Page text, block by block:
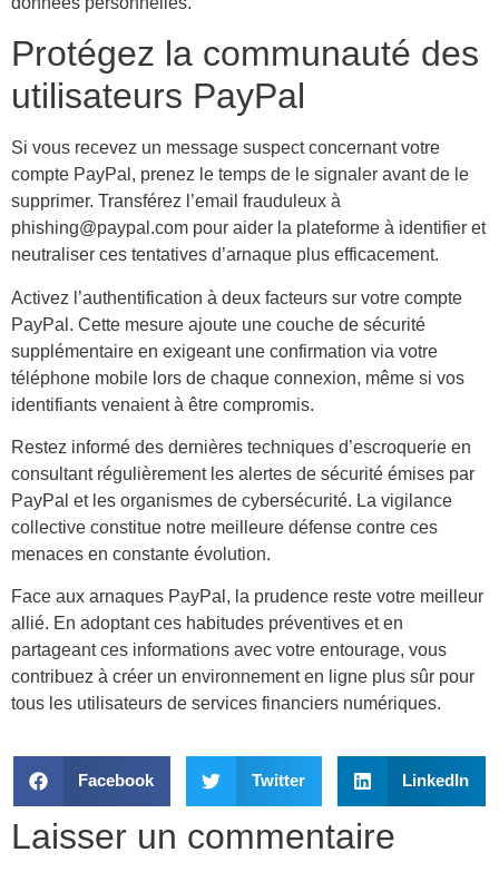
Protégez la communauté des
utilisateurs PayPal
Si vous recevez un message suspect concernant votre
compte PayPal, prenez le temps de le signaler avant de le
supprimer. Transférez l’email frauduleux à
phishing@paypal.com pour aider la plateforme à identifier et
neutraliser ces tentatives d’arnaque plus efficacement.
Activez l’authentification à deux facteurs sur votre compte
PayPal. Cette mesure ajoute une couche de sécurité
supplémentaire en exigeant une confirmation via votre
téléphone mobile lors de chaque connexion, même si vos
identifiants venaient à être compromis.
Restez informé des dernières techniques d’escroquerie en
consultant régulièrement les alertes de sécurité émises par
PayPal et les organismes de cybersécurité. La vigilance
collective constitue notre meilleure défense contre ces
menaces en constante évolution.
Face aux arnaques PayPal, la prudence reste votre meilleur
allié. En adoptant ces habitudes préventives et en
partageant ces informations avec votre entourage, vous
contribuez à créer un environnement en ligne plus sûr pour
tous les utilisateurs de services financiers numériques.
Facebook Twitter LinkedIn
Laisser un commentaire